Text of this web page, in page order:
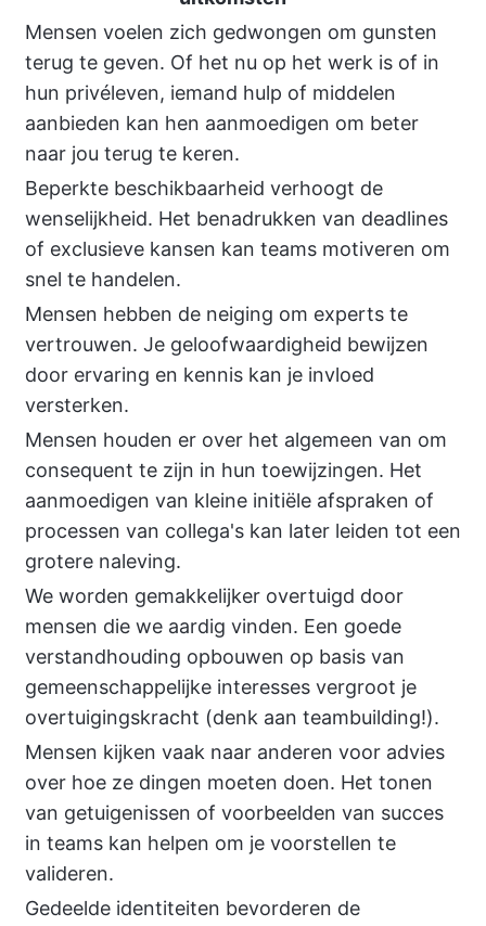
Mensen voelen zich gedwongen om gunsten
terug te geven. Of het nu op het werk is of in
hun privéleven, iemand hulp of middelen
aanbieden kan hen aanmoedigen om beter
naar jou terug te keren.
Beperkte beschikbaarheid verhoogt de
wenselijkheid. Het benadrukken van deadlines
of exclusieve kansen kan teams motiveren om
snel te handelen.
Mensen hebben de neiging om experts te
vertrouwen. Je geloofwaardigheid bewijzen
door ervaring en kennis kan je invloed
versterken.
Mensen houden er over het algemeen van om
consequent te zijn in hun toewijzingen. Het
aanmoedigen van kleine initiële afspraken of
processen van collega's kan later leiden tot een
grotere naleving.
We worden gemakkelijker overtuigd door
mensen die we aardig vinden. Een goede
verstandhouding opbouwen op basis van
gemeenschappelijke interesses vergroot je
overtuigingskracht (denk aan teambuilding!).
Mensen kijken vaak naar anderen voor advies
over hoe ze dingen moeten doen. Het tonen
van getuigenissen of voorbeelden van succes
in teams kan helpen om je voorstellen te
valideren.
Gedeelde identiteiten bevorderen de